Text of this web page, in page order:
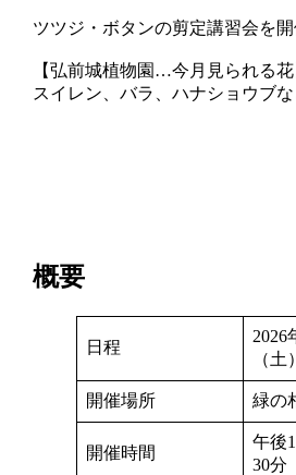
ツツジ・ボタンの剪定講習会を開
【弘前城植物園…今月見られる花
スイレン、バラ、ハナショウブ
概要
日程
2026
（土）
開催場所 緑の
開催時間
午後
30分